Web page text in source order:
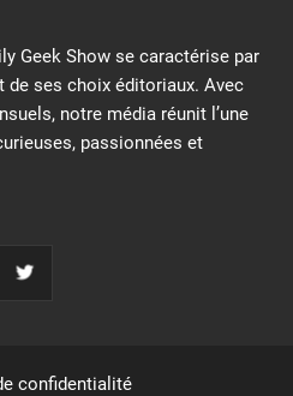
Geek Show se caractérise par
de ses choix éditoriaux. Avec
notre média réunit l’une
passionnées et
confidentialité